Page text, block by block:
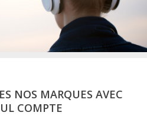
NOS MARQUES AVEC
COMPTE